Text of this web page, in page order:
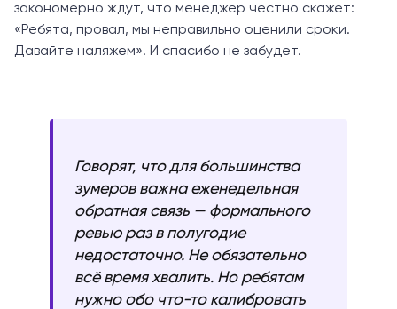
закономерно ждут, что менеджер честно скажет:
«Ребята, провал, мы неправильно оценили сроки.
Давайте наляжем». И спасибо не забудет.
Говорят, что для большинства
зумеров важна еженедельная
обратная связь — формального
ревью раз в полугодие
недостаточно. Не обязательно
всё время хвалить. Но ребятам
нужно обо что-то калибровать